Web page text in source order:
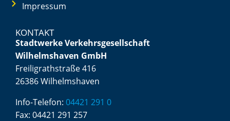
Impressum
KONTAKT
Stadtwerke Verkehrsgesellschaft
Wilhelmshaven GmbH
Freiligrathstraße 416
26386 Wilhelmshaven
Info-Telefon: 04421 291 0
Fax: 04421 291 257